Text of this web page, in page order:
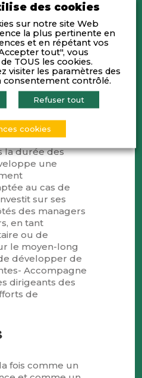
30 ans le
les
terme, sans
la durée des
une
au cas de
sur ses
des managers
en tant
ou de
le moyen-long
développer de
Accompagne
dirigeants des
de
fois comme un
des cookies
sur notre site Web
la plus pertinente en
et en répétant vos
tout", vous
TOUS les cookies.
visiter les paramètres des
contrôlé.
Refuser tout
cookies